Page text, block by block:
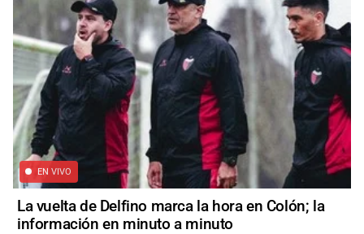
EN VIVO
La vuelta de Delfino marca la hora en Colón; la
información en minuto a minuto